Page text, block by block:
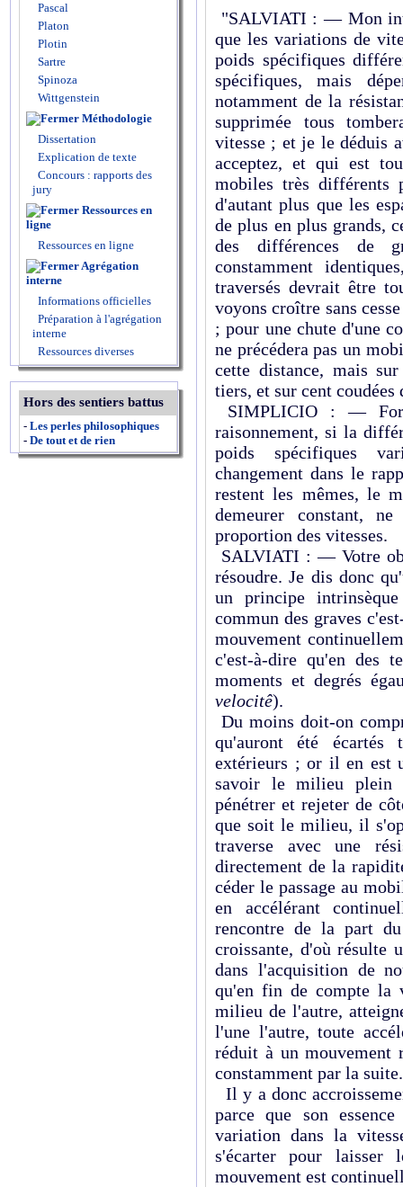
Pascal
Platon
Plotin
Sartre
Spinoza
Wittgenstein
Méthodologie
Dissertation
Explication de texte
Concours : rapports des
jury
Ressources en
ligne
Ressources en ligne
Agrégation
interne
Informations officielles
Préparation à l'agrégation
interne
Ressources diverses
Hors des sentiers battus
- Les perles philosophiques
- De tout et de rien
"SALVIATI : — Mon
que les variations de
poids spécifiques
spécifiques, mais
notamment de la
supprimée tous
vitesse ; et je le déduis
acceptez, et qui est
mobiles très différents
d'autant plus que les
de plus en plus grands,
des différences de
constamment
traversés devrait être
voyons croître sans
; pour une chute d'une
ne précédera pas un
cette distance, mais
tiers, et sur cent coudées
SIMPLICIO : —
raisonnement, si la
poids spécifiques
changement dans le
restent les mêmes, le
demeurer constant,
proportion des vitesses.
SALVIATI : — Votre
résoudre. Je dis donc
un principe
commun des graves
mouvement
c'est-à-dire qu'en des
moments et degrés
velocitê).
Du moins doit-on
qu'auront été écartés
extérieurs ; or il en est
savoir le milieu plein
pénétrer et rejeter de
que soit le milieu, il
traverse avec une
directement de la
céder le passage au
en accélérant
rencontre de la part
croissante, d'où résulte
dans l'acquisition de
qu'en fin de compte la
milieu de l'autre,
l'une l'autre, toute
réduit à un mouvement
constamment par la suite.
Il y a donc
parce que son
variation dans la
s'écarter pour
mouvement est